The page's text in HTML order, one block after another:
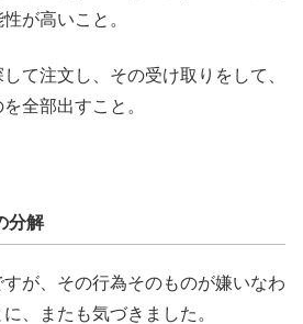
が高いこと。
て注文し、その受け取りをして、
全部出すこと。
分解
が、その行為そのものが嫌いなわ
、またも気づきました。